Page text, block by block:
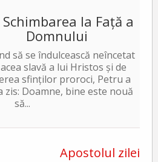
la Față a
Domnului
să se îndulcească neîncetat
slavă a lui Hristos și de
sfinților proroci, Petru a
zis: Doamne, bine este nouă
să...
Apostolul zilei